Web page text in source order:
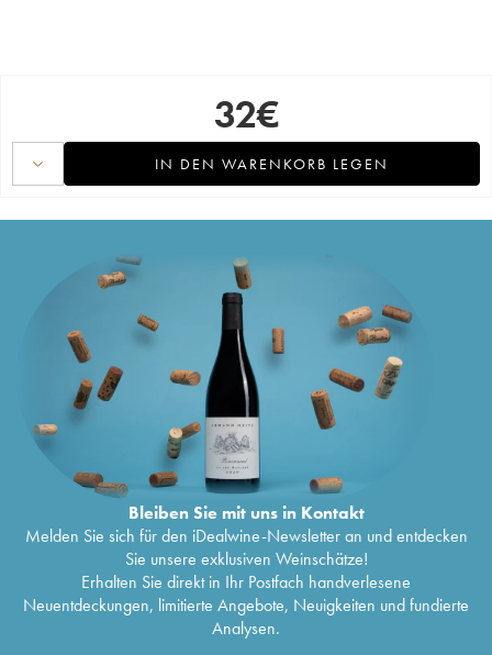
32€
IN DEN WARENKORB LEGEN
Bleiben Sie mit uns in Kontakt
Melden Sie sich für den iDealwine-Newsletter an und entdecken
Sie unsere exklusiven Weinschätze!
Erhalten Sie direkt in Ihr Postfach handverlesene
Neuentdeckungen, limitierte Angebote, Neuigkeiten und fundierte
Analysen.